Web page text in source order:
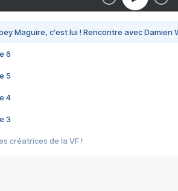
Maguire, c'est lui ! Rencontre avec Damien
6
5
4
3
créatrices de la VF !